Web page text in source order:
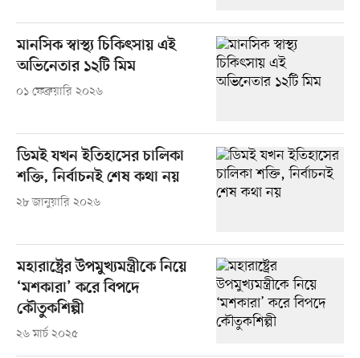
মানসিক স্বাস্থ্য চিকিৎসায় এই
অভিনেতার ১২টি মিম
০১ ফেব্রুয়ারি ২০২৬
ডিমই যখন ইতিহাসের চালিকা
শক্তি, নির্বাচনই শেষ কথা নয়
২৮ জানুয়ারি ২০২৬
মহারাষ্ট্রের উপমুখ্যমন্ত্রীকে নিয়ে
‘মশকারা’ করে বিপদে
কৌতুকশিল্পী
২৬ মার্চ ২০২৫